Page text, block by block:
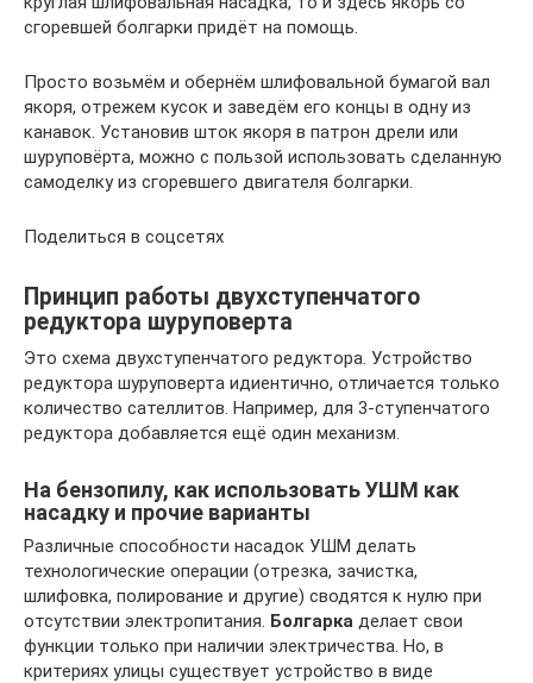
сгоревшей болгарки придёт на помощь.
Просто возьмём и обернём шлифовальной бумагой вал
якоря, отрежем кусок и заведём его концы в одну из
канавок. Установив шток якоря в патрон дрели или
шуруповёрта, можно с пользой использовать сделанную
самоделку из сгоревшего двигателя болгарки.
Поделиться в соцсетях
Принцип работы двухступенчатого
редуктора шуруповерта
Это схема двухступенчатого редуктора. Устройство
редуктора шуруповерта идиентично, отличается только
количество сателлитов. Например, для 3-ступенчатого
редуктора добавляется ещё один механизм.
На бензопилу, как использовать УШМ как
насадку и прочие варианты
Различные способности насадок УШМ делать
технологические операции (отрезка, зачистка,
шлифовка, полирование и другие) сводятся к нулю при
отсутствии электропитания. Болгарка делает свои
функции только при наличии электричества. Но, в
критериях улицы существует устройство в виде